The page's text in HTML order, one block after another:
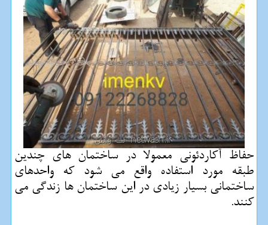
حفاظ آكاردئونی معمولا در ساختمان های چندین
طبقه مورد استفاده واقع می شود كه واحدهای
ساختمانی بسیار زیادی در این ساختمان ها زندگی می
كنند.